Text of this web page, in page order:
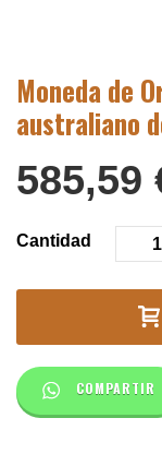
Moneda de
australiano
585,59
Cantidad
COMPARTIR